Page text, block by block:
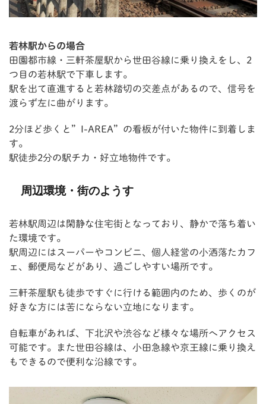
若林駅からの場合
田園都市線・三軒茶屋駅から世田谷線に乗り換えをし、2
つ目の若林駅で下車します。
駅を出て直進すると若林踏切の交差点があるので、信号を
渡らず左に曲がります。
2分ほど歩くと”I-AREA”の看板が付いた物件に到着しま
す。
駅徒歩2分の駅チカ・好立地物件です。
周辺環境・街のようす
若林駅周辺は閑静な住宅街となっており、静かで落ち着い
た環境です。
駅周辺にはスーパーやコンビニ、個人経営の小洒落たカフ
ェ、郵便局などがあり、過ごしやすい場所です。
三軒茶屋駅も徒歩ですぐに行ける範囲内のため、歩くのが
好きな方には苦にならない立地になります。
自転車があれば、下北沢や渋谷など様々な場所へアクセス
可能です。また世田谷線は、小田急線や京王線に乗り換え
もできるので便利な沿線です。